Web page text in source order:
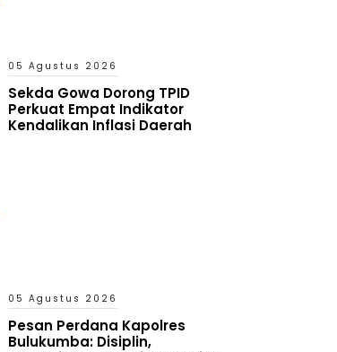
05 Agustus 2026
Sekda Gowa Dorong TPID
Perkuat Empat Indikator
Kendalikan Inflasi Daerah
05 Agustus 2026
Pesan Perdana Kapolres
Bulukumba: Disiplin,